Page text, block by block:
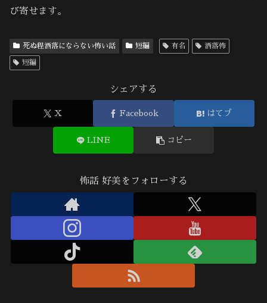
び寄せます。
死ぬ程洒落にならない怖い話 短編 有名 洒落怖
短編
シェアする
X Facebook はてブ
LINE コピー
怖話 好美をフォローする